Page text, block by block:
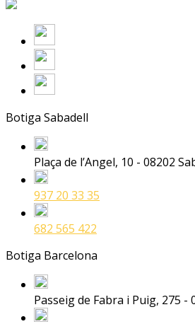
Botiga Sabadell
Plaça de l’Angel, 10 - 08202
937 20 33 35
682 565 422
Botiga Barcelona
Passeig de Fabra i Puig, 275 -